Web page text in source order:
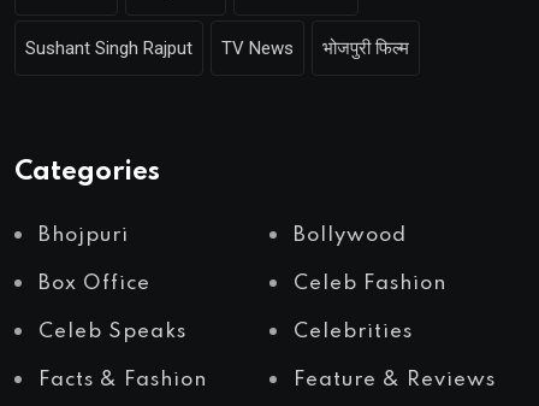
Sushant Singh Rajput TV News भोजपुरी फिल्म
Categories
Bhojpuri Bollywood
Box Office Celeb Fashion
Celeb Speaks Celebrities
Facts & Fashion Feature & Reviews